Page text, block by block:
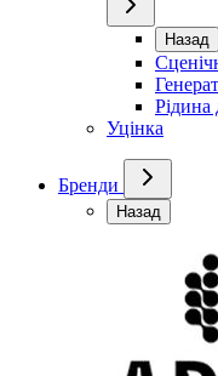
Назад
Рідина
Уцінка
Бренди
Назад